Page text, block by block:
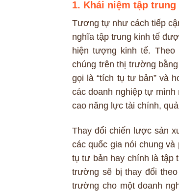
1. Khái niệm tập
Tương tự như cách tiếp
nghĩa tập trung kinh tế
hiện tượng kinh tế. Theo
chúng trên thị trường
gọi là “tích tụ tư bản” và
các doanh nghiệp tự mình
cao năng lực tài chính,
Thay đổi chiến lược sản
các quốc gia nói chung
tụ tư bản hay chính là tập
trường sẽ bị thay đổi
trường cho một doanh